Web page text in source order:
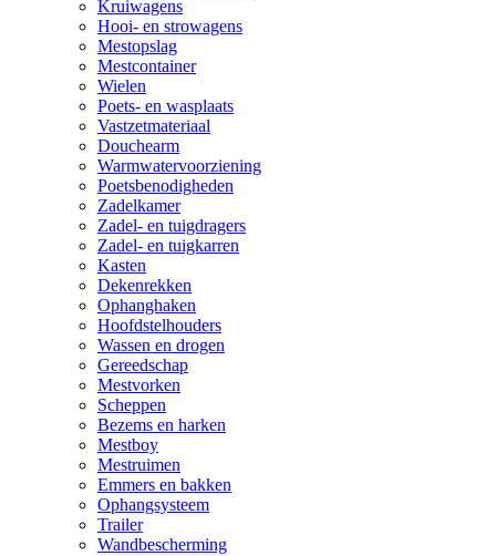
Kruiwagens
Hooi- en strowagens
Mestopslag
Mestcontainer
Wielen
Poets- en wasplaats
Vastzetmateriaal
Douchearm
Warmwatervoorziening
Poetsbenodigheden
Zadelkamer
Zadel- en tuigdragers
Zadel- en tuigkarren
Kasten
Dekenrekken
Ophanghaken
Hoofdstelhouders
Wassen en drogen
Gereedschap
Mestvorken
Scheppen
Bezems en harken
Mestboy
Mestruimen
Emmers en bakken
Ophangsysteem
Trailer
Wandbescherming